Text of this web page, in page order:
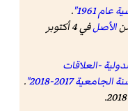
1961"
.
الأصل
في 4 أكتوبر
-العلاقات
2017-2018"
.